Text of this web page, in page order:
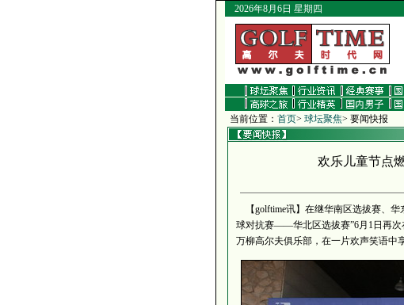
2026年8月6日 星期四
当前位置： 首页> 球坛聚焦> 要闻快报
欢乐儿童节点
【golftime讯】在继华南区选拔赛、华
球对抗赛——华北区选拔赛”6月1日再次
万柳高尔夫俱乐部，在一片欢声笑语中